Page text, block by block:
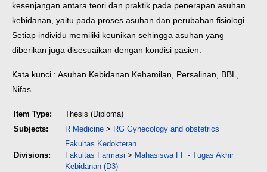
kesenjangan antara teori dan praktik pada penerapan asuhan
kebidanan, yaitu pada proses asuhan dan perubahan fisiologi.
Setiap individu memiliki keunikan sehingga asuhan yang
diberikan juga disesuaikan dengan kondisi pasien.
Kata kunci : Asuhan Kebidanan Kehamilan, Persalinan, BBL,
Nifas
Item Type:
Thesis (Diploma)
Subjects:
R Medicine > RG Gynecology and obstetrics
Divisions:
Fakultas Kedokteran
Fakultas Farmasi > Mahasiswa FF - Tugas Akhir
Kebidanan (D3)